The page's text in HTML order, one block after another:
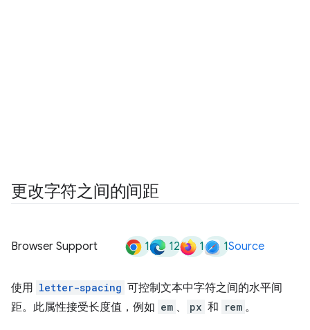
更改字符之间的间距
Browser Support 1 12 1 1Source
使用 letter-spacing 可控制文本中字符之间的水平间
距。此属性接受长度值，例如 em 、 px 和 rem 。